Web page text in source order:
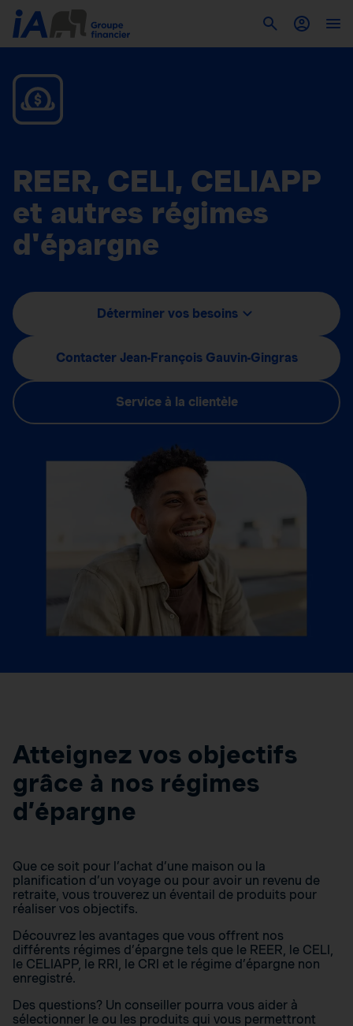
REER, CELI, CELIAPP
et autres régimes
d'épargne
Déterminer vos besoins
Contacter Jean-François Gauvin-Gingras
Service à la clientèle
Atteignez vos objectifs
grâce à nos régimes
d’épargne
Que ce soit pour l’achat d’une maison ou la
planification d’un voyage ou pour avoir un revenu de
retraite, vous trouverez un éventail de produits pour
réaliser vos objectifs.
Découvrez les avantages que vous offrent nos
différents régimes d’épargne tels que le REER, le CELI,
le CELIAPP, le RRI, le CRI et le régime d’épargne non
enregistré.
Des questions? Un conseiller pourra vous aider à
sélectionner le ou les produits qui vous permettront